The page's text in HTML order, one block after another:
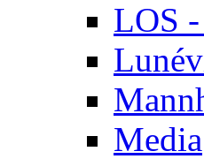
LOS
Media